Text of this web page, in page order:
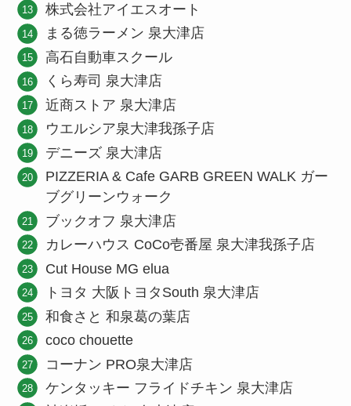
株式会社アイエスオート
まる徳ラーメン 泉大津店
高石自動車スクール
くら寿司 泉大津店
近商ストア 泉大津店
ウエルシア泉大津我孫子店
デニーズ 泉大津店
PIZZERIA & Cafe GARB GREEN WALK ガー
ブグリーンウォーク
ブックオフ 泉大津店
カレーハウス CoCo壱番屋 泉大津我孫子店
Cut House MG elua
トヨタ 大阪トヨタSouth 泉大津店
和食さと 和泉葛の葉店
coco chouette
コーナン PRO泉大津店
ケンタッキー フライドチキン 泉大津店